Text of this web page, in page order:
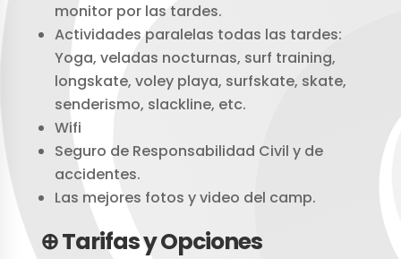
monitor por las tardes.
Actividades paralelas todas las tardes:
Yoga, veladas nocturnas, surf training,
longskate, voley playa, surfskate, skate,
senderismo, slackline, etc.
Wifi
Seguro de Responsabilidad Civil y de
accidentes.
Las mejores fotos y video del camp.
⊕ Tarifas y Opciones